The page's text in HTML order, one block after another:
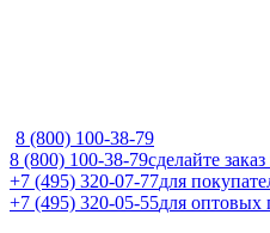
8 (800) 100-38-79
8 (800) 100-38-79сделайте
+7 (495) 320-07-77для
+7 (495) 320-05-55для оптовых